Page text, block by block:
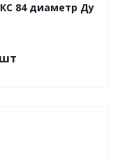
84 диаметр Ду